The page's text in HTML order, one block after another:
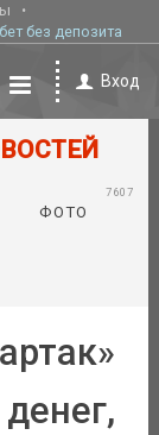
без депозита
Вход
ФОТО
7607